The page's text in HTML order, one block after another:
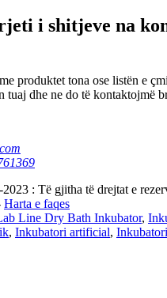
i shitjeve na
produktet tona ose listën e
tuaj dhe ne do të kontaktojmë
: Të gjitha të drejtat e
Harta e faqes
Line Dry Bath Inkubator,
, Inkubatori artificial,